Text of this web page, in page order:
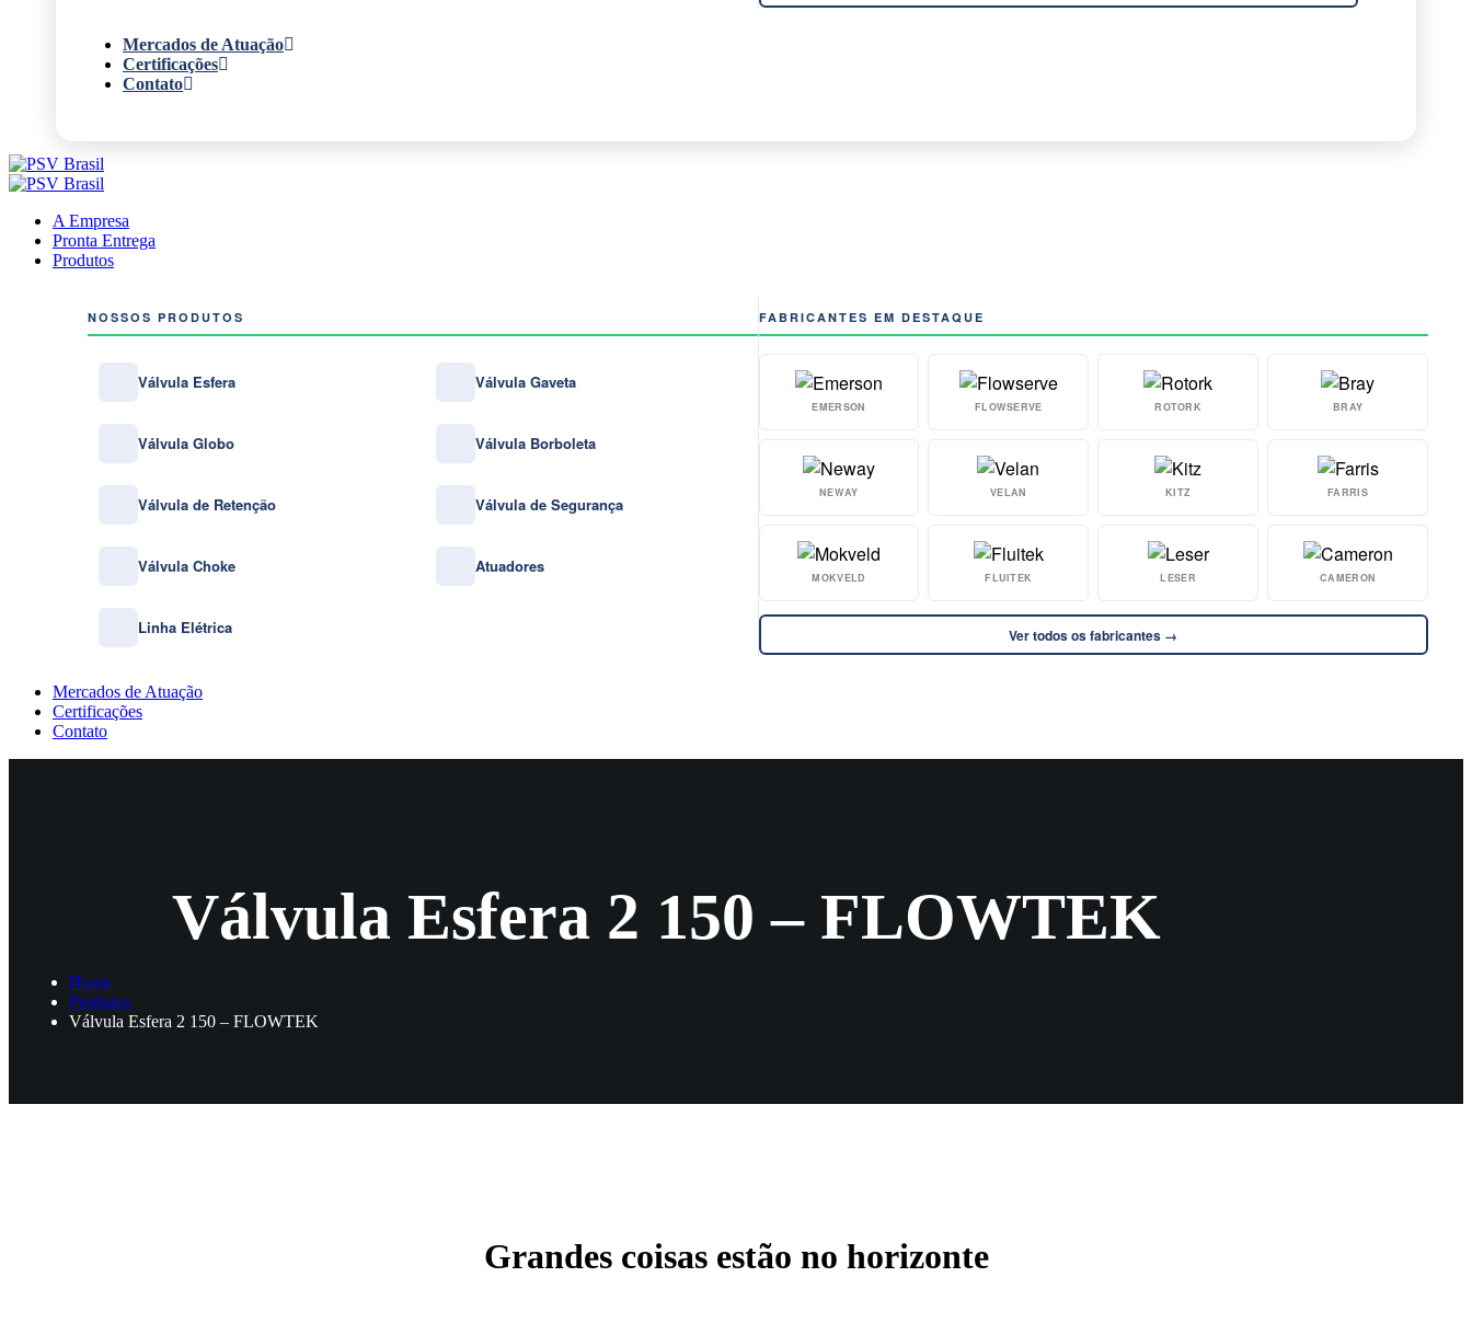
Mercados de Atuação
Certificações
Contato
A Empresa
Pronta Entrega
Produtos
NOSSOS PRODUTOS
Válvula Esfera Válvula Gaveta
Válvula Globo Válvula Borboleta
Válvula de Retenção Válvula de Segurança
Válvula Choke Atuadores
Linha Elétrica
FABRICANTES EM DESTAQUE
EMERSON FLOWSERVE ROTORK BRAY
NEWAY VELAN KITZ FARRIS
MOKVELD FLUITEK LESER CAMERON
Ver todos os fabricantes →
Mercados de Atuação
Certificações
Contato
Válvula Esfera 2 150 – FLOWTEK
Home
Produtos
Válvula Esfera 2 150 – FLOWTEK
Grandes coisas estão no horizonte